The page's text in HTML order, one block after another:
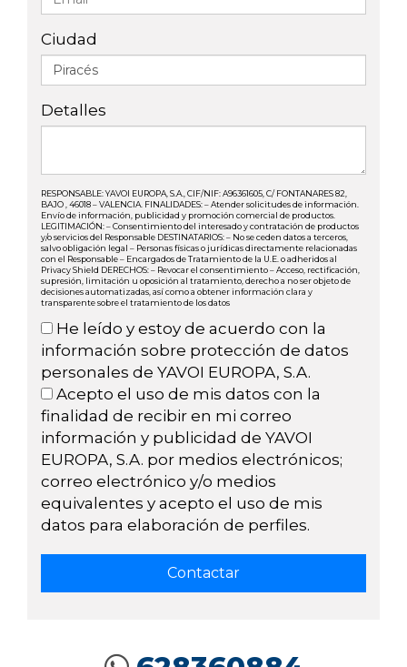
Ciudad
Detalles
RESPONSABLE: YAVOI EUROPA, S.A., CIF/NIF: A96361605, C/ FONTANARES 82,
BAJO , 46018 – VALENCIA. FINALIDADES: – Atender solicitudes de información.
Envío de información, publicidad y promoción comercial de productos.
LEGITIMACIÓN: – Consentimiento del interesado y contratación de productos
y/o servicios del Responsable DESTINATARIOS: – No se ceden datos a terceros,
salvo obligación legal – Personas físicas o jurídicas directamente relacionadas
con el Responsable – Encargados de Tratamiento de la U.E. o adheridos al
Privacy Shield DERECHOS: – Revocar el consentimiento – Acceso, rectificación,
supresión, limitación u oposición al tratamiento, derecho a no ser objeto de
decisiones automatizadas, así como a obtener información clara y
transparente sobre el tratamiento de los datos
He leído y estoy de acuerdo con la
información sobre protección de datos
personales de YAVOI EUROPA, S.A.
Acepto el uso de mis datos con la
finalidad de recibir en mi correo
información y publicidad de YAVOI
EUROPA, S.A. por medios electrónicos;
correo electrónico y/o medios
equivalentes y acepto el uso de mis
datos para elaboración de perfiles.